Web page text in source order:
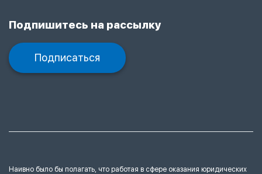
Подпишитесь на рассылку
Подписаться
Наивно было бы полагать, что работая в сфере оказания юридических